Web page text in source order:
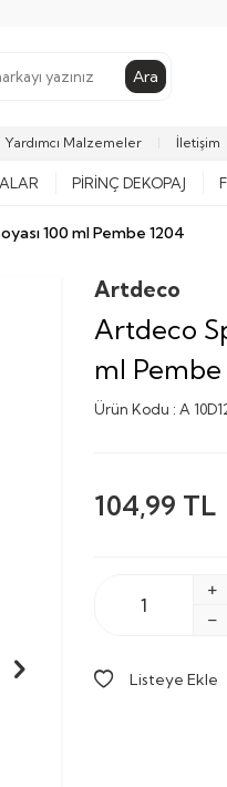
Ara
Yardımcı Malzemeler İletişim
PIRINÇ DEKOPAJ
100 ml Pembe 1204
Artdeco
Artdeco
ml Pembe
Ürün Kodu : A
104,99 TL
Listeye Ekle